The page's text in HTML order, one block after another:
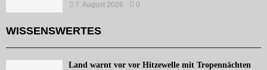
7. August 2026 0
WISSENSWERTES
Land warnt vor vor Hitzewelle mit Tropennächten